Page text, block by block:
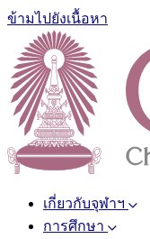
ข้ามไปยังเนื้อหา
เกี่ยวกับจุฬาฯ
การศึกษา